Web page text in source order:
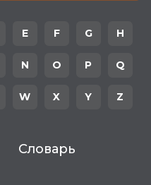
E F G H
N O P Q
W X Y Z
Словарь